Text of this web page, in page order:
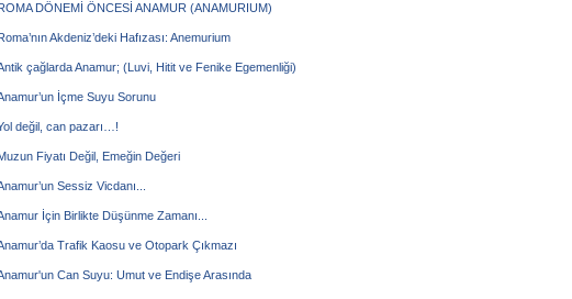
DÖNEMİ ÖNCESİ ANAMUR (ANAMURIUM)
Akdeniz’deki Hafızası: Anemurium
çağlarda Anamur; (Luvi, Hitit ve Fenike Egemenliği)
İçme Suyu Sorunu
değil, can pazarı…!
Fiyatı Değil, Emeğin Değeri
Sessiz Vicdanı...
İçin Birlikte Düşünme Zamanı...
Trafik Kaosu ve Otopark Çıkmazı
Can Suyu: Umut ve Endişe Arasında